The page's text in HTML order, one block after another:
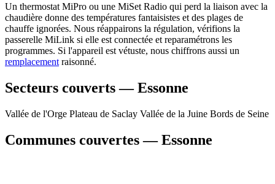
Un thermostat MiPro ou une MiSet Radio qui perd la liaison avec la
chaudière donne des températures fantaisistes et des plages de
chauffe ignorées. Nous réappairons la régulation, vérifions la
passerelle MiLink si elle est connectée et reparamétrons les
programmes. Si l'appareil est vétuste, nous chiffrons aussi un
remplacement raisonné.
Secteurs couverts — Essonne
Vallée de l'Orge Plateau de Saclay Vallée de la Juine Bords de Seine
Communes couvertes — Essonne